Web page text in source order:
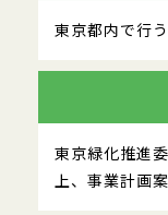
東京都内で行
東京緑化推進
上、事業計画